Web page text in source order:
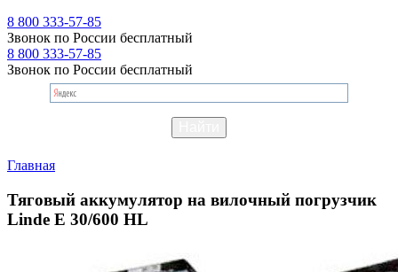
8 800 333-57-85
Звонок по России бесплатный
8 800 333-57-85
Звонок по России бесплатный
Главная
Тяговый аккумулятор на вилочный погрузчик
Linde E 30/600 HL